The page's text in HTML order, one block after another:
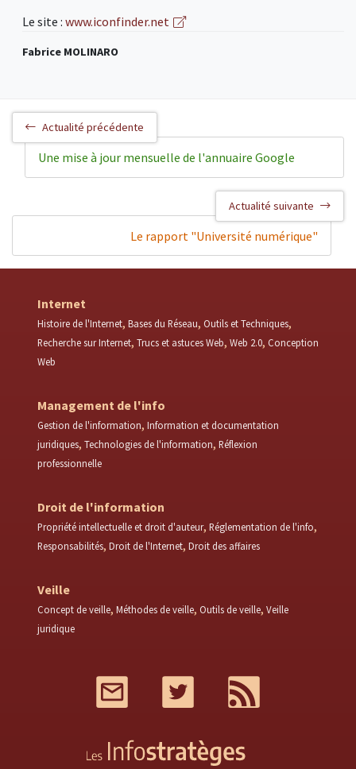
Le site : www.iconfinder.net
Fabrice MOLINARO
Actualité précédente
Une mise à jour mensuelle de l'annuaire Google
Actualité suivante
Le rapport "Université numérique"
Internet
Histoire de l'Internet Bases du Réseau Outils et Techniques
Recherche sur Internet Trucs et astuces Web Web 2.0 Conception
Web
Management de l'info
Gestion de l'information Information et documentation
juridiques Technologies de l'information Réflexion
professionnelle
Droit de l'information
Propriété intellectuelle et droit d'auteur Réglementation de l'info
Responsabilités Droit de l'Internet Droit des affaires
Veille
Concept de veille Méthodes de veille Outils de veille Veille
juridique
Twitter